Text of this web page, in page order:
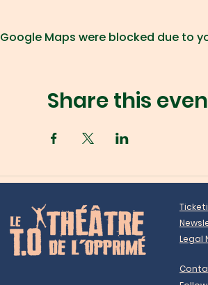
Google Maps were blocked due to
Share this
Legal